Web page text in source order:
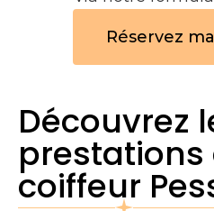
Réservez
Découvrez
prestations
coiffeur